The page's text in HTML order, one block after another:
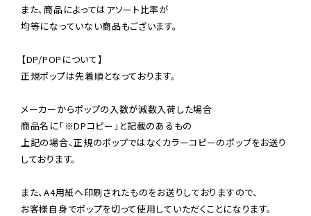
また、商品によってはアソート比率が
均等になっていない商品もございます。
【DP/POPについて】
正規ポップは先着順となっております。
メーカーからポップの入数が減数入荷した場合
商品名に「※DPコピー」と記載のあるもの
上記の場合、正規のポップではなくカラーコピーのポップをお送り
しております。
また、A4用紙へ印刷されたものをお送りしておりますので、
お客様自身でポップを切って使用していただくことになります。